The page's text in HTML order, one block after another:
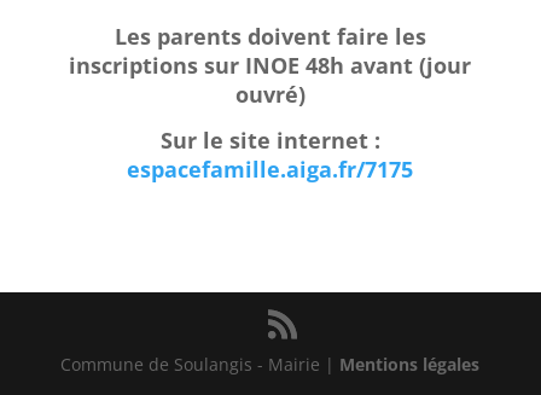
Les parents doivent faire les
inscriptions sur INOE 48h avant (jour
ouvré)
Sur le site internet :
espacefamille.aiga.fr/7175
Commune de Soulangis - Mairie | Mentions légales